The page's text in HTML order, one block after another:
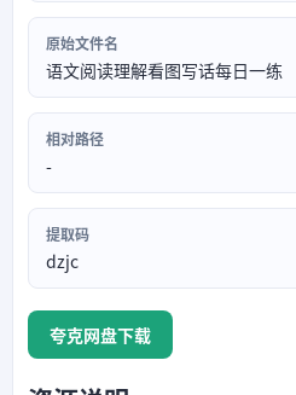
原始文件名
语文阅读理解看图写话每日一练
相对路径
-
提取码
dzjc
夸克网盘下载